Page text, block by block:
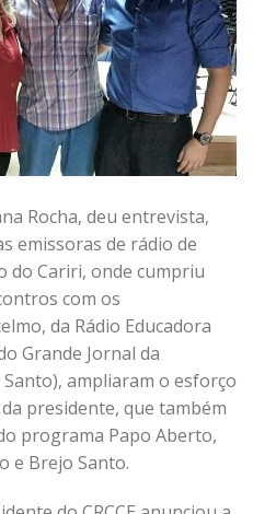
Rocha, deu entrevista,
emissoras de rádio de
do Cariri, onde cumpriu
com os
da Rádio Educadora
Grande Jornal da
ampliaram o esforço
presidente, que também
programa Papo Aberto,
e Brejo Santo.